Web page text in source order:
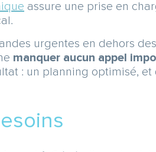
assure une prise en
urgentes en dehors
manquer aucun appel
: un planning optimisé,